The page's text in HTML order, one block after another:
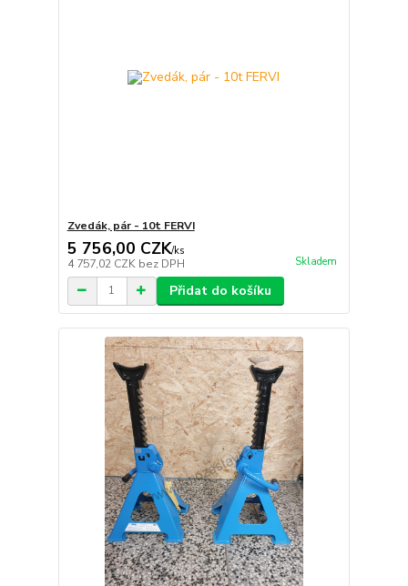
Zvedák, pár - 10t FERVI
5 756,00 CZK/ks
4 757,02 CZK bez DPH Skladem
Přidat do košíku